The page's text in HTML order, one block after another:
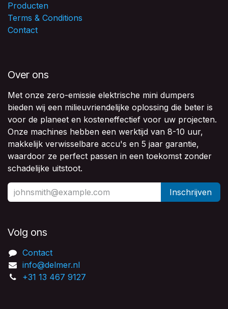
Producten
Terms & Conditions
Contact
Over ons
Met onze zero-emissie elektrische mini dumpers
bieden wij een milieuvriendelijke oplossing die beter is
voor de planeet en kosteneffectief voor uw projecten.
Onze machines hebben een werktijd van 8-10 uur,
makkelijk verwisselbare accu's en 5 jaar garantie,
waardoor ze perfect passen in een toekomst zonder
schadelijke uitstoot.
Inschrijven
Volg ons
Contact
info@delmer.nl
+31 13 467 9127